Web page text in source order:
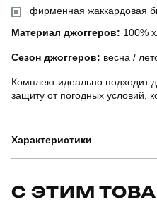
фирменная жаккардовая
Материал джоггеров: 100%
Сезон джоггеров: весна /
Комплект идеально подходит
защиту от погодных условий,
Характеристики
С ЭТИМ